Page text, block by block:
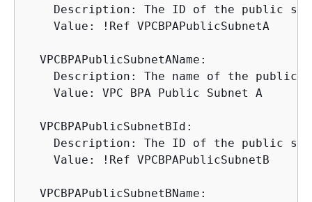
Description: The ID of the public
    Value: !Ref VPCBPAPublicSubnetA
  VPCBPAPublicSubnetAName:
Description: The name of the public
    Value: VPC BPA Public Subnet A
  VPCBPAPublicSubnetBId:
Description: The ID of the public
    Value: !Ref VPCBPAPublicSubnetB
  VPCBPAPublicSubnetBName: